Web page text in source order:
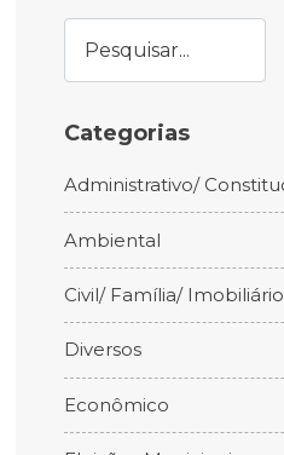
Categorias
Administrativo/
Ambiental
Civil/ Família/ Imobiliário
Diversos
Econômico